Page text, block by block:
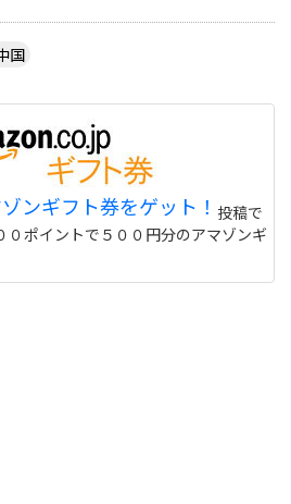
国
ンギフト券をゲット！ 投稿で
０ポイントで５００円分のアマゾンギ